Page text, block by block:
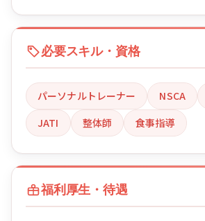
必要スキル・資格
パーソナルトレーナー NSCA
JATI
整体師 食事指導
福利厚生・待遇